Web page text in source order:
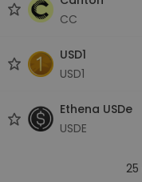
CC
USD1
USD1
Ethena USDe
USDE
25